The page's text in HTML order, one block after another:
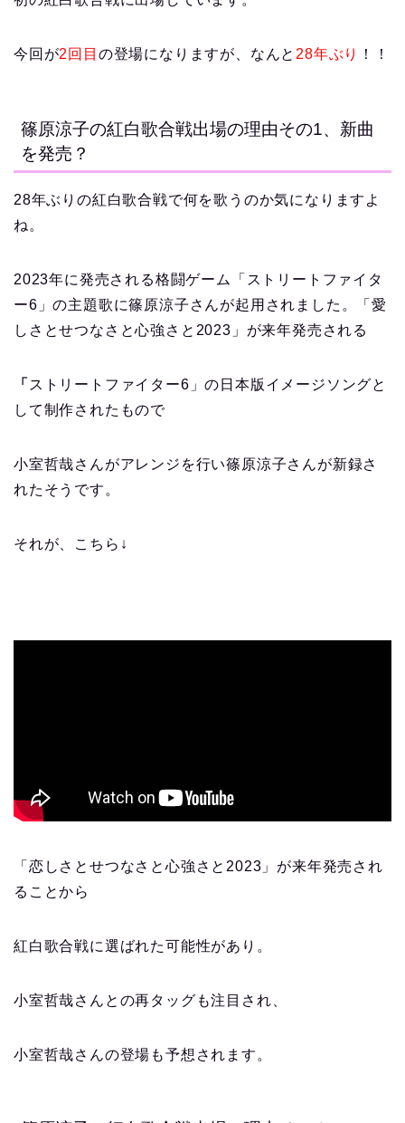
今回が2回目 の登場になりますが、なんと 28年ぶり ！！
篠原涼子の紅白歌合戦出場の理由その1、新曲
を発売？
28年ぶりの紅白歌合戦で何を歌うのか気になりますよ
ね。
2023年に発売される格闘ゲーム「ストリートファイタ
ー6」の主題歌に篠原涼子さんが起用されました。「愛
しさとせつなさと心強さと2023」が来年発売される
「 ストリートファイター6」の日本版イメージソングと
して制作されたもので
小室哲哉さんがアレンジを行い篠原涼子さんが新録さ
れたそうです。
それが、こちら↓
「恋しさとせつなさと心強さと2023」が来年発売され
ることから
紅白歌合戦に選ばれた可能性があり。
小室哲哉さんとの再タッグも注目され、
小室哲哉さんの登場も予想されます。